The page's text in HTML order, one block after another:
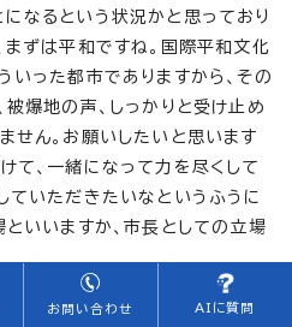
なるという状況かと思っており
まずは平和ですね。国際平和文化
いった都市でありますから、その
被爆地の声、しっかりと受け止め
せん。お願いしたいと思います
て、一緒になって力を尽くして
ていただきたいなというふうに
といいますか、市長としての立場
立場もいただいておりますけれ
お問い合わせ AIに質問